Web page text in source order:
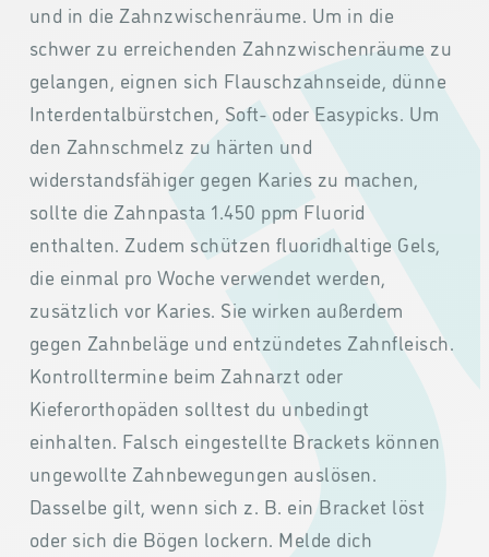
und in die Zahnzwischenräume. Um in die
schwer zu erreichenden Zahnzwischenräume zu
gelangen, eignen sich Flauschzahnseide, dünne
Interdentalbürstchen, Soft- oder Easypicks. Um
den Zahnschmelz zu härten und
widerstandsfähiger gegen Karies zu machen,
sollte die Zahnpasta 1.450 ppm Fluorid
enthalten. Zudem schützen fluoridhaltige Gels,
die einmal pro Woche verwendet werden,
zusätzlich vor Karies. Sie wirken außerdem
gegen Zahnbeläge und entzündetes Zahnfleisch.
Kontrolltermine beim Zahnarzt oder
Kieferorthopäden solltest du unbedingt
einhalten. Falsch eingestellte Brackets können
ungewollte Zahnbewegungen auslösen.
Dasselbe gilt, wenn sich z. B. ein Bracket löst
oder sich die Bögen lockern. Melde dich